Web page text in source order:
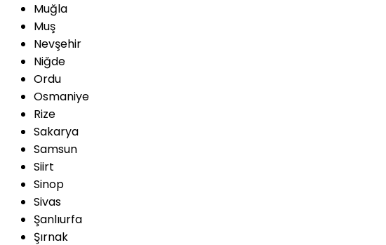
Muğla
Muş
Nevşehir
Niğde
Ordu
Osmaniye
Rize
Sakarya
Samsun
Siirt
Sinop
Sivas
Şanlıurfa
Şırnak